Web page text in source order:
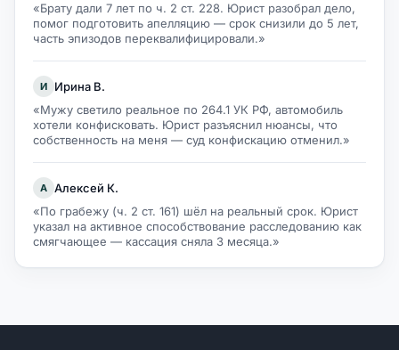
«Брату дали 7 лет по ч. 2 ст. 228. Юрист разобрал дело,
помог подготовить апелляцию — срок снизили до 5 лет,
часть эпизодов переквалифицировали.»
И
Ирина В.
«Мужу светило реальное по 264.1 УК РФ, автомобиль
хотели конфисковать. Юрист разъяснил нюансы, что
собственность на меня — суд конфискацию отменил.»
А Алексей К.
«По грабежу (ч. 2 ст. 161) шёл на реальный срок. Юрист
указал на активное способствование расследованию как
смягчающее — кассация сняла 3 месяца.»